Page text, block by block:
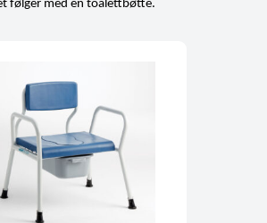
følger med en toalettbøtte.